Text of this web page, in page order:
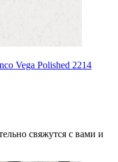
Vega Polished 2214
свяжутся с вами и